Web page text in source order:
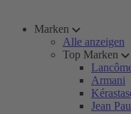
Marken
Alle anzeigen
Top Marken
Armani
Jean